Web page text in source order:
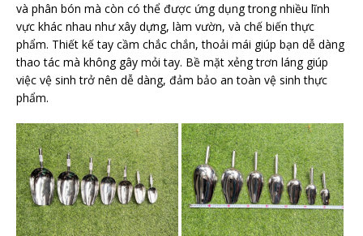
và phân bón mà còn có thể được ứng dụng trong nhiều lĩnh
vực khác nhau như xây dựng, làm vườn, và chế biến thực
phẩm. Thiết kế tay cầm chắc chắn, thoải mái giúp bạn dễ dàng
thao tác mà không gây mỏi tay. Bề mặt xẻng trơn láng giúp
việc vệ sinh trở nên dễ dàng, đảm bảo an toàn vệ sinh thực
phẩm.